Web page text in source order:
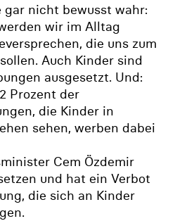
nicht bewusst wahr:
wir im Alltag
die uns zum
Auch Kinder sind
ausgesetzt. Und:
Prozent der
die Kinder in
sehen, werben dabei
Cem Özdemir
und hat ein Verbot
die sich an Kinder